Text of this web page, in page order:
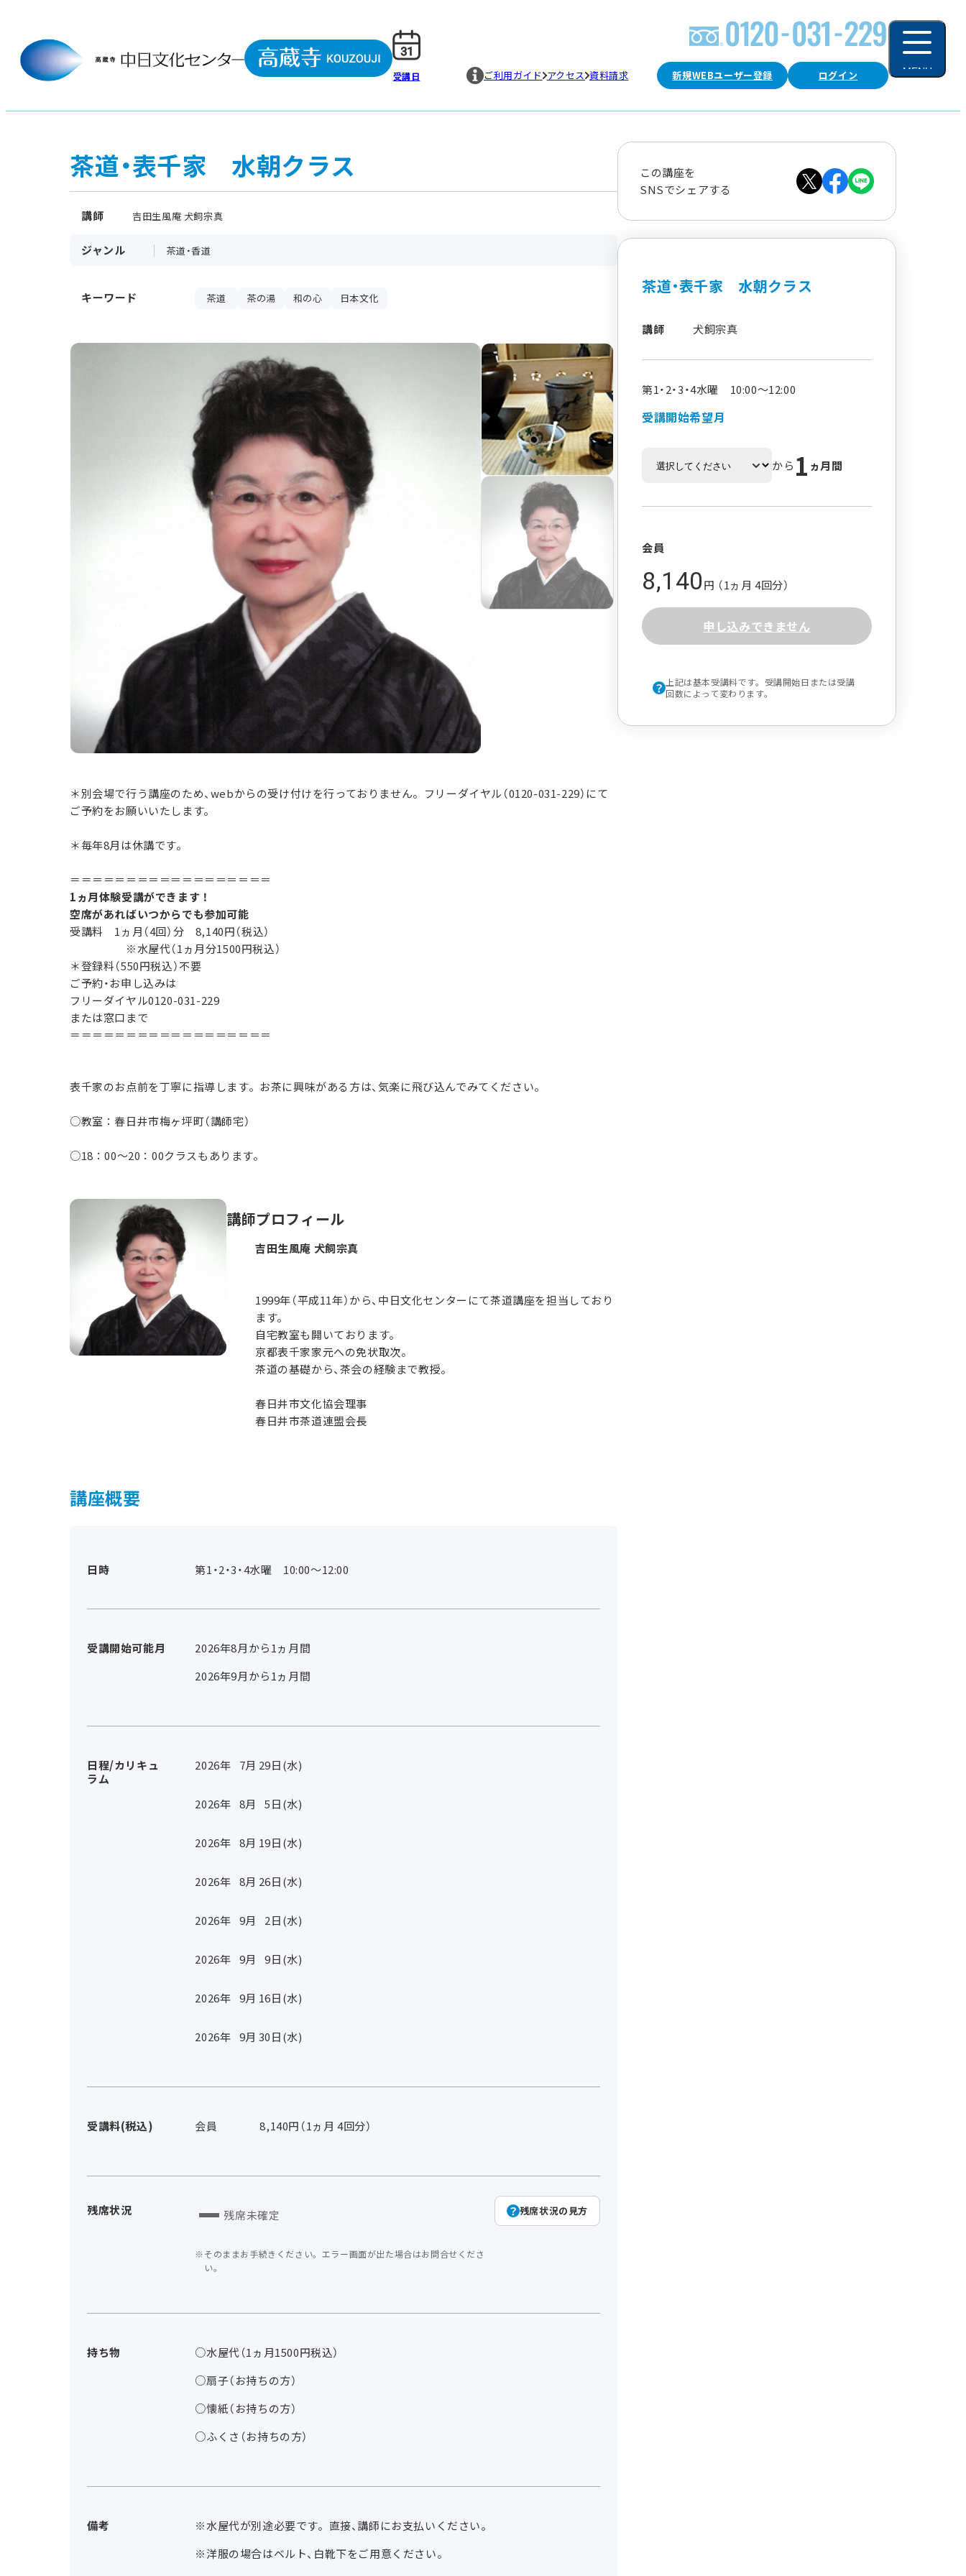
受講日 新規WEBユーザー登録 ログイン
ご利用ガイド アクセス 資料請求 MENU
茶道・表千家 水朝クラス
講師 吉田生風庵 犬飼宗真
ジャンル 茶道・香道
キーワード 茶道 茶の湯 和の心 日本文化
＊別会場で行う講座のため、webからの受け付けを行っておりません。フリーダイヤル（0120-031-229）にて
ご予約をお願いいたします。
＊毎年8月は休講です。
＝＝＝＝＝＝＝＝＝＝＝＝＝＝＝＝＝＝
1ヵ月体験受講ができます！
空席があればいつからでも参加可能
受講料 1ヵ月（4回）分 8,140円（税込）
※水屋代（1ヵ月分1500円税込）
＊登録料（550円税込）不要
ご予約・お申し込みは
フリーダイヤル0120-031-229
または窓口まで
＝＝＝＝＝＝＝＝＝＝＝＝＝＝＝＝＝＝
表千家のお点前を丁寧に指導します。お茶に興味がある方は、気楽に飛び込んでみてください。
○教室：春日井市梅ヶ坪町（講師宅）
○18：00～20：00クラスもあります。
講師プロフィール
吉田生風庵 犬飼宗真
1999年（平成11年）から、中日文化センターにて茶道講座を担当しており
ます。
自宅教室も開いております。
京都表千家家元への免状取次。
茶道の基礎から、茶会の経験まで教授。
春日井市文化協会理事
春日井市茶道連盟会長
講座概要
日時 第1・2・3・4水曜 10:00～12:00
受講開始可能月
2026年8月から1ヵ月間
2026年9月から1ヵ月間
日程/カリキュ
ラム
2026年 7月 29日(水)
2026年 8月 5日(水)
2026年 8月 19日(水)
2026年 8月 26日(水)
2026年 9月 2日(水)
2026年 9月 9日(水)
2026年 9月 16日(水)
2026年 9月 30日(水)
受講料(税込) 会員 8,140円（1ヵ月 4回分）
残席状況 残席未確定
そのままお手続きください。エラー画面が出た場合はお問合せくださ
い。
残席状況の見方
持ち物
○水屋代（1ヵ月1500円税込）
○扇子（お持ちの方）
○懐紙（お持ちの方）
○ふくさ（お持ちの方）
備考
※水屋代が別途必要です。直接、講師にお支払いください。
※洋服の場合はベルト、白靴下をご用意ください。
この講座を
SNSでシェアする
茶道・表千家 水朝クラス
講師 犬飼宗真
第1・2・3・4水曜 10:00～12:00
受講開始希望月
から 1 ヵ月間
会員
8,140円 （1ヵ月 4回分）
申し込みできません
上記は基本受講料です。受講開始日または受講
回数によって変わります。